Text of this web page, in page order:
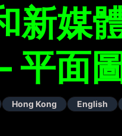
新媒
平面圖
Hong Kong English